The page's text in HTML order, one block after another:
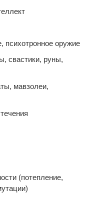
психотронное оружие
свастики, руны,
мавзолеи,
(потепление,